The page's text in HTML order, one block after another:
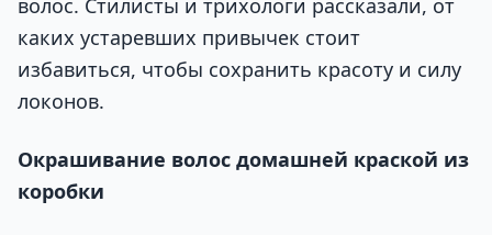
волос. Стилисты и трихологи рассказали, от
каких устаревших привычек стоит
избавиться, чтобы сохранить красоту и силу
локонов.
Окрашивание волос домашней краской из
коробки